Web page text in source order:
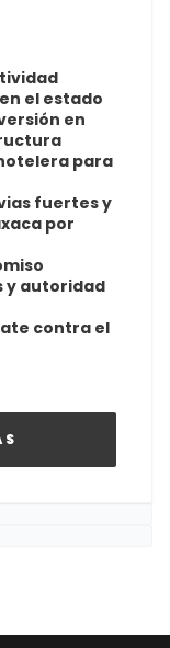
el estado
en
para
fuertes y
por
y autoridad
contra el